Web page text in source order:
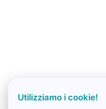
Utilizziamo i cookie!